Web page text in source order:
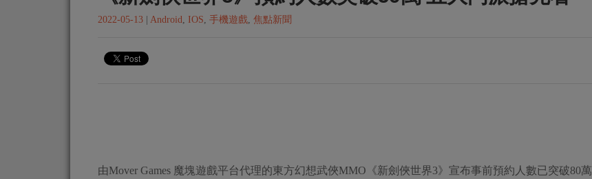
2022-05-13 Android, IOS, 手機遊戲, 焦點新聞
由Mover Games 魔塊遊戲平台代理的東方幻想武俠MMO《新劍俠世界3》宣布事前預約人數已突破80萬